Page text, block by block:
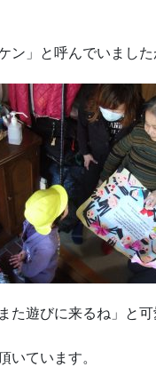
ン」と呼んでいました
た遊びに来るね」と
いています。